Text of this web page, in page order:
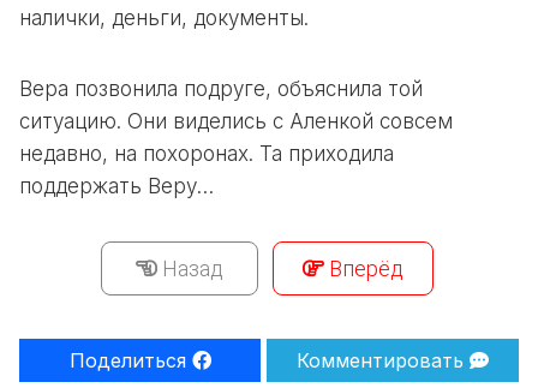
налички, деньги, документы.
Вера позвонила подруге, объяснила той
ситуацию. Они виделись с Аленкой совсем
недавно, на похоронах. Та приходила
поддержать Веру…
Назад Вперёд
Поделиться Комментировать